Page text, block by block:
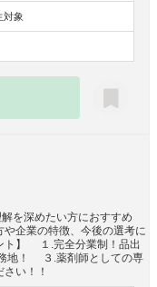
対象
を深めたい方におすすめ
企業の特徴、今後の選考に
ト】 １.完全分業制！品出
地！ ３.薬剤師としての専
い！！